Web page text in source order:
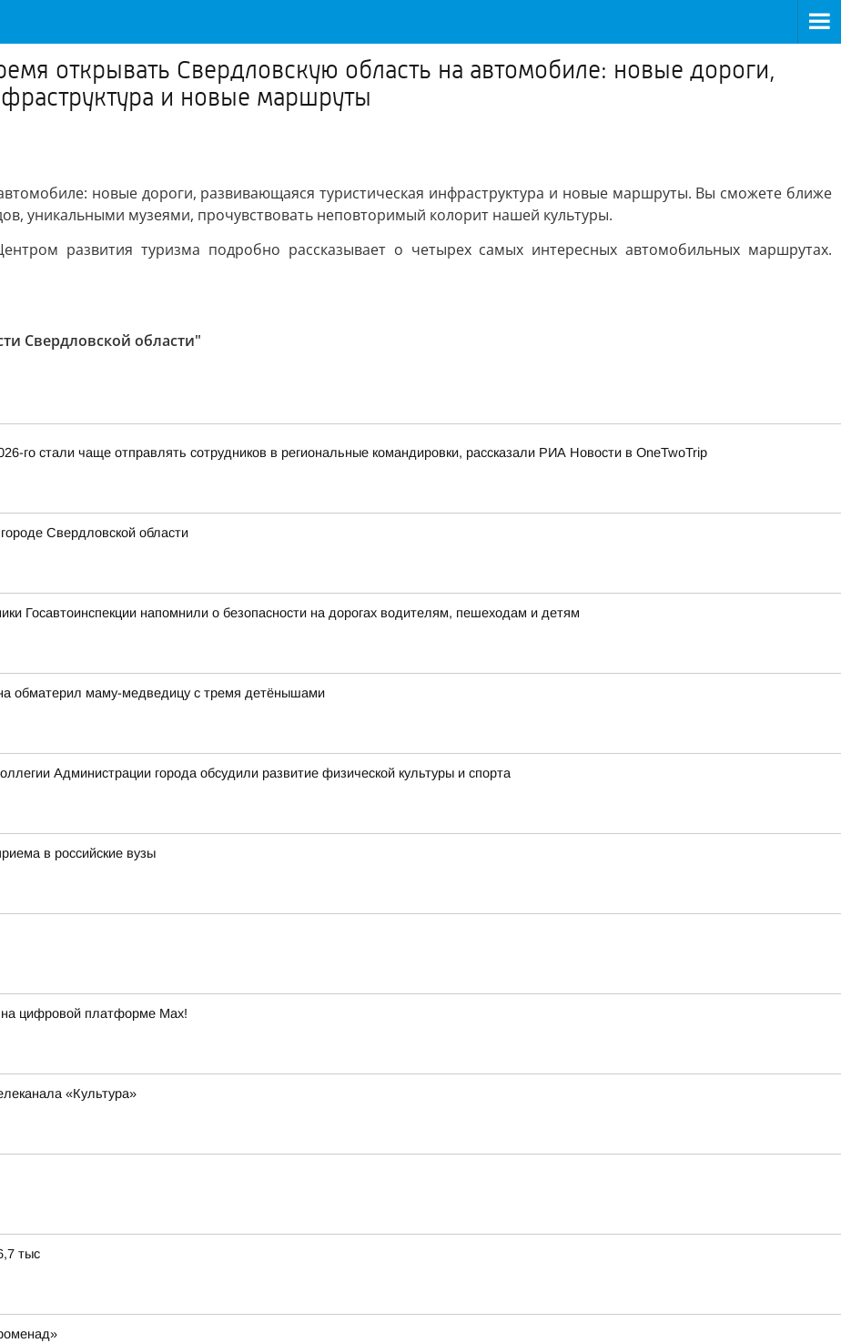
открывать Свердловскую область на автомобиле: новые дороги,
и новые маршруты
новые дороги, развивающаяся туристическая инфраструктура и новые маршруты. Вы сможете ближе
уникальными музеями, прочувствовать неповторимый колорит нашей культуры.
развития туризма подробно рассказывает о четырех самых интересных автомобильных маршрутах.
Свердловской области"
го стали чаще отправлять сотрудников в региональные командировки, рассказали РИА Новости в OneTwoTrip
Свердловской области
Госавтоинспекции напомнили о безопасности на дорогах водителям, пешеходам и детям
обматерил маму-медведицу с тремя детёнышами
Администрации города обсудили развитие физической культуры и спорта
в российские вузы
цифровой платформе Max!
«Культура»
тыс